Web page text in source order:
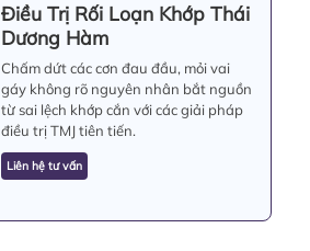
Điều Trị Rối Loạn Khớp Thái
Dương Hàm
Chấm dứt các cơn đau đầu, mỏi vai
gáy không rõ nguyên nhân bắt nguồn
từ sai lệch khớp cắn với các giải pháp
điều trị TMJ tiên tiến.
Liên hệ tư vấn